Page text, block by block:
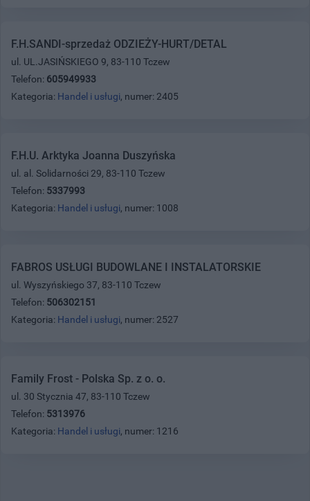
F.H.SANDI-sprzedaż ODZIEŻY-HURT/DETAL
ul. UL.JASIŃSKIEGO 9, 83-110 Tczew
Telefon: 605949933
Kategoria: Handel i usługi, numer: 2405
F.H.U. Arktyka Joanna Duszyńska
ul. al. Solidarności 29, 83-110 Tczew
Telefon: 5337993
Kategoria: Handel i usługi, numer: 1008
FABROS USŁUGI BUDOWLANE I INSTALATORSKIE
ul. Wyszyńskiego 37, 83-110 Tczew
Telefon: 506302151
Kategoria: Handel i usługi, numer: 2527
Family Frost - Polska Sp. z o. o.
ul. 30 Stycznia 47, 83-110 Tczew
Telefon: 5313976
Kategoria: Handel i usługi, numer: 1216